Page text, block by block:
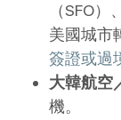
（SFO
美國城市
簽證或過
大韓航空
機。